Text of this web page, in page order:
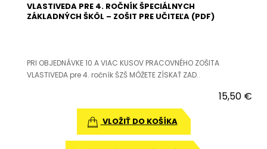
VLASTIVEDA PRE 4. ROČNÍK ŠPECIÁLNYCH
ZÁKLADNÝCH ŠKÔL – ZOŠIT PRE UČITEĽA (PDF)
PRI OBJEDNÁVKE 10 A VIAC KUSOV PRACOVNÉHO ZOŠITA
VLASTIVEDA pre 4. ročník ŠZŠ MÔŽETE ZÍSKAŤ ZAD..
15,50 €
VLOŽIŤ DO KOŠÍKA